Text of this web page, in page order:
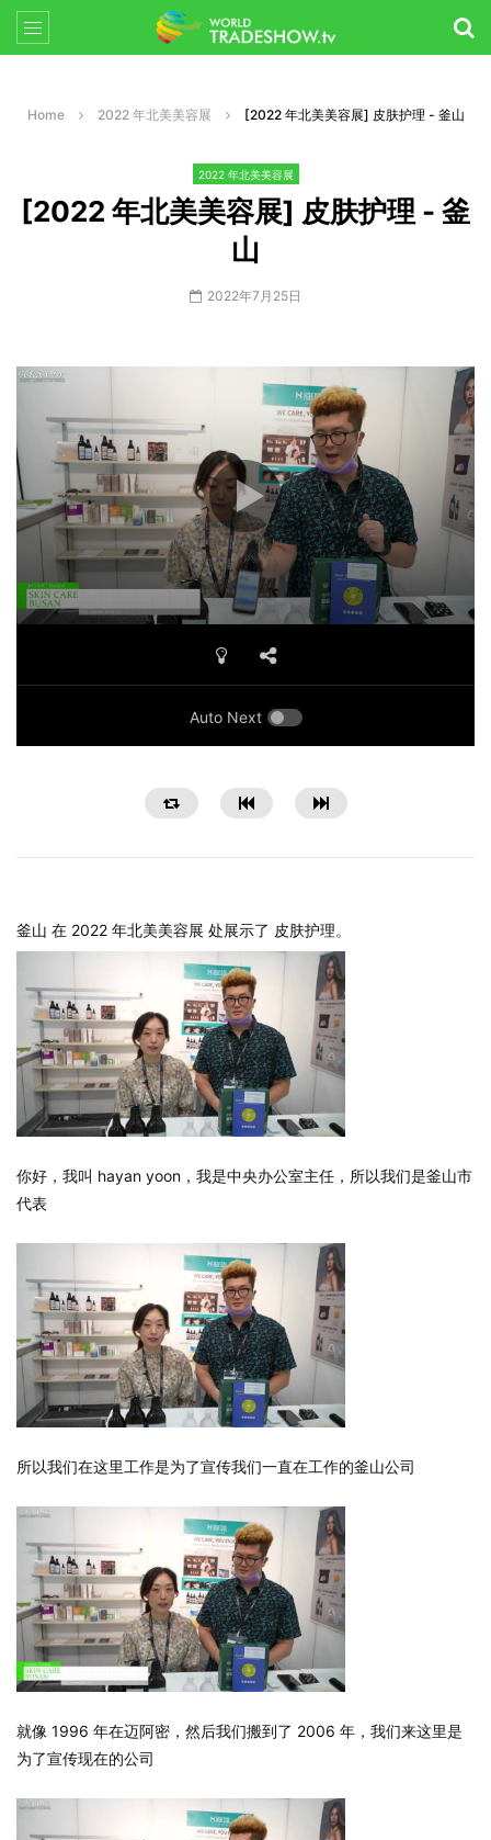
Home 2022 年北美美容展 [2022 年北美美容展] 皮肤护理 - 釜山
2022 年北美美容展
[2022 年北美美容展] 皮肤护理 - 釜
山
2022年7月25日
Auto Next
釜山 在 2022 年北美美容展 处展示了 皮肤护理。
你好，我叫 hayan yoon，我是中央办公室主任，所以我们是釜山市
代表
所以我们在这里工作是为了宣传我们一直在工作的釜山公司
就像 1996 年在迈阿密，然后我们搬到了 2006 年，我们来这里是
为了宣传现在的公司